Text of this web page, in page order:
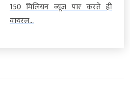
150 मिलियन व्यूज पार करते ही
वायरल...